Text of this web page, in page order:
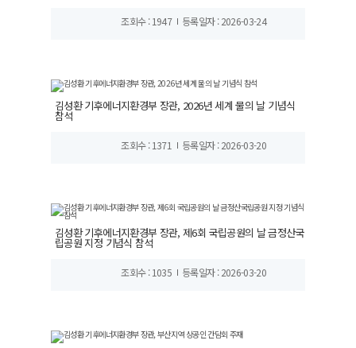
조회수 : 1947 등록일자 : 2026-03-24
김성환 기후에너지환경부 장관, 2026년 세계 물의 날 기념식
참석
조회수 : 1371 등록일자 : 2026-03-20
김성환 기후에너지환경부 장관, 제6회 국립공원의 날 금정산국
립공원 지정 기념식 참석
조회수 : 1035 등록일자 : 2026-03-20